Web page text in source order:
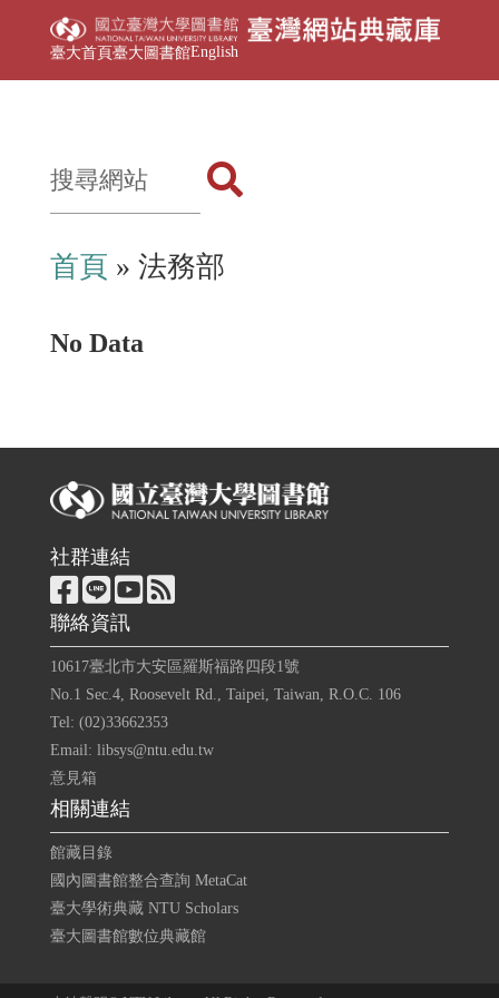
臺大首頁臺大圖書館English
首頁 » 法務部
No Data
社群連結
聯絡資訊
10617臺北市大安區羅斯福路四段1號
No.1 Sec.4, Roosevelt Rd., Taipei, Taiwan, R.O.C. 106
Tel: (02)33662353
Email: libsys@ntu.edu.tw
意見箱
相關連結
館藏目錄
國內圖書館整合查詢 MetaCat
臺大學術典藏 NTU Scholars
臺大圖書館數位典藏館